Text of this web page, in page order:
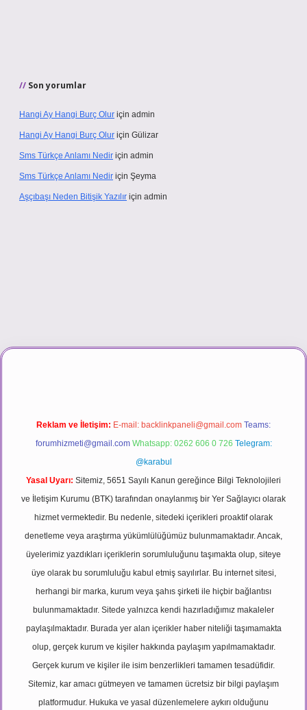
Son yorumlar
Hangi Ay Hangi Burç Olur için admin
Hangi Ay Hangi Burç Olur için Gülizar
Sms Türkçe Anlamı Nedir için admin
Sms Türkçe Anlamı Nedir için Şeyma
Aşçıbaşı Neden Bitişik Yazılır için admin
Reklam ve İletişim: E-mail: backlinkpaneli@gmail.com Teams:
forumhizmeti@gmail.com Whatsapp: 0262 606 0 726 Telegram:
@karabul
Yasal Uyarı: Sitemiz, 5651 Sayılı Kanun gereğince Bilgi Teknolojileri
ve İletişim Kurumu (BTK) tarafından onaylanmış bir Yer Sağlayıcı olarak
hizmet vermektedir. Bu nedenle, sitedeki içerikleri proaktif olarak
denetleme veya araştırma yükümlülüğümüz bulunmamaktadır. Ancak,
üyelerimiz yazdıkları içeriklerin sorumluluğunu taşımakta olup, siteye
üye olarak bu sorumluluğu kabul etmiş sayılırlar. Bu internet sitesi,
herhangi bir marka, kurum veya şahıs şirketi ile hiçbir bağlantısı
bulunmamaktadır. Sitede yalnızca kendi hazırladığımız makaleler
paylaşılmaktadır. Burada yer alan içerikler haber niteliği taşımamakta
olup, gerçek kurum ve kişiler hakkında paylaşım yapılmamaktadır.
Gerçek kurum ve kişiler ile isim benzerlikleri tamamen tesadüfidir.
Sitemiz, kar amacı gütmeyen ve tamamen ücretsiz bir bilgi paylaşım
platformudur. Hukuka ve yasal düzenlemelere aykırı olduğunu